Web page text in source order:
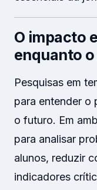
O impacto
enquanto
Pesquisas em
para entender o
o futuro. Em
para analisar
alunos, reduzir
indicadores